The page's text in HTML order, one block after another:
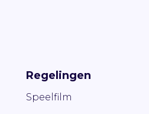
Regelingen
Speelfilm